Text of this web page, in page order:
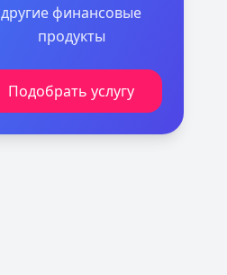
другие финансовые
продукты
Подобрать услугу